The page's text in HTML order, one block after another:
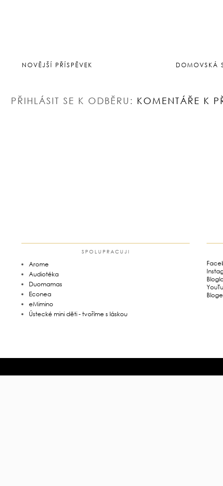
NOVĚJŠÍ PŘÍSPĚVEK DOMOVSKÁ
PŘIHLÁSIT SE K ODBĚRU: KOMENTÁŘE K
SPOLUPRACUJI
Arome
Audiotéka
Duomamas
Econea
eMimino
Ústecké mini děti - tvoříme s láskou